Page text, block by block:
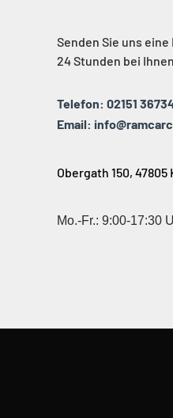
Senden Sie uns
24 Stunden bei
Telefon: 02151
Email:
Obergath 150, 47805
Mo.-Fr.: 9:00-17:30